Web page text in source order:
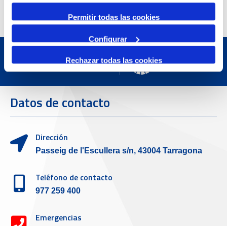
Permitir todas las cookies
Configurar
Rechazar todas las cookies
Datos de contacto
Dirección
Passeig de l'Escullera s/n, 43004 Tarragona
Teléfono de contacto
977 259 400
Emergencias